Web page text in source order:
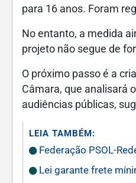
para 16 anos. Foram
No entanto, a medida
projeto não segue de
O próximo passo é a
Câmara, que analisará
audiências públicas,
LEIA TAMBÉM:
Federação PSOL-
Lei garante frete